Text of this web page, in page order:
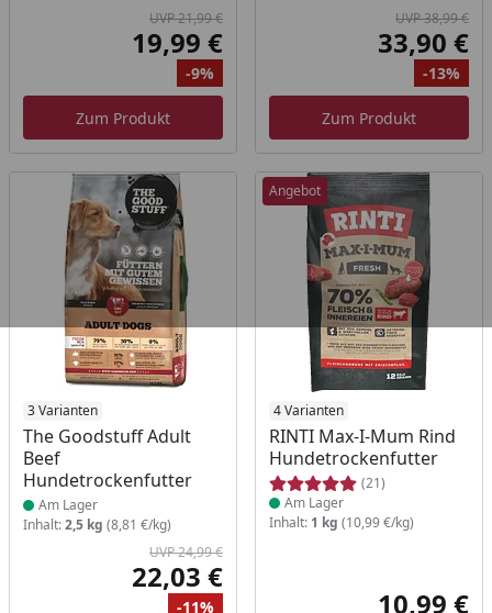
Ursprünglicher Preis
UVP 21,99 €
Aktueller Preis
19,99 €
Rabatt
-9%
Zum Produkt
UVP 38,99 €
33,90 €
-13%
Zum Produkt
3 Varianten
The Goodstuff Adult
Beef
Hundetrockenfutter
Produkt am Lager
Am Lager
Inhalt:2,5 kg (8,81 €/kg)
UVP 24,99 €
Aktueller Preis
22,03 €
-11%
Angebot
4 Varianten
RINTI Max-I-Mum Rind
Hundetrockenfutter
(21)
Produkt am Lager
Am Lager
Inhalt: 1 kg (10,99 €/kg)
10,99 €